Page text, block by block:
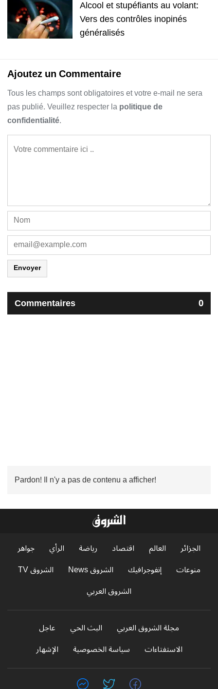
Alcool et stupéfiants au volant:
Vers des contrôles inopinés
généralisés
Ajoutez un Commentaire
Tous les champs sont obligatoires et votre e-mail ne sera
pas publié. Veuillez respecter lapolitique de
confidentialité.
Envoyer
Commentaires 0
Pardon! Il n'y a pas de contenu a afficher!
الجزائر العالم اقتصاد رياضة الرأي
جواهر
منوعات
إنفوجرافيك الشروق News
الشروق TV
الشروق العربي
مجلة الشروق العربي البث الحي
عاجل
الاستفتاءات
سياسة الخصوصية الإشهار